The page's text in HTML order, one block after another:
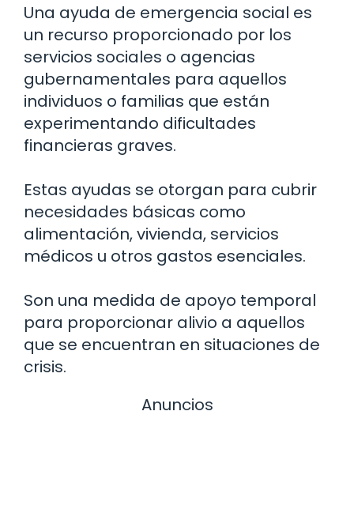
Una ayuda de emergencia social es
un recurso proporcionado por los
servicios sociales o agencias
gubernamentales para aquellos
individuos o familias que están
experimentando dificultades
financieras graves.
Estas ayudas se otorgan para cubrir
necesidades básicas como
alimentación, vivienda, servicios
médicos u otros gastos esenciales.
Son una medida de apoyo temporal
para proporcionar alivio a aquellos
que se encuentran en situaciones de
crisis.
Anuncios